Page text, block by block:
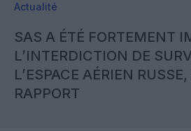
Actualité
SAS A ÉTÉ FORTEMENT
L’INTERDICTION DE
L’ESPACE AÉRIEN
RAPPORT